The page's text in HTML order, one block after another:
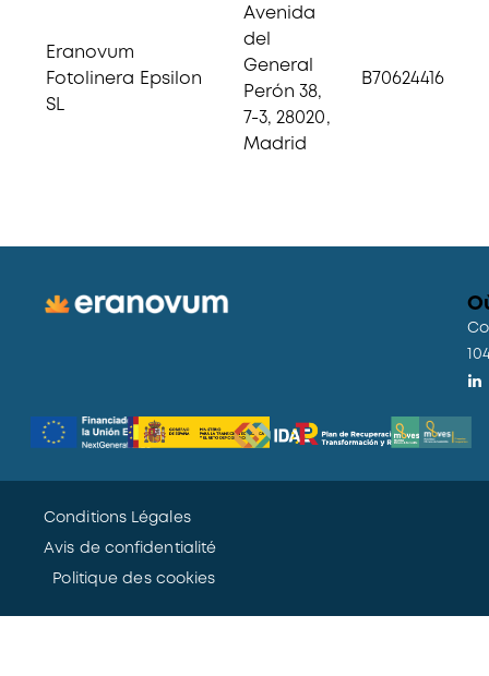
Eranovum
Fotolinera Epsilon
SL
Avenida
del
General
Perón 38,
7-3, 28020,
Madrid
B70624416
Conditions Légales
Avis de confidentialité
Politique des cookies